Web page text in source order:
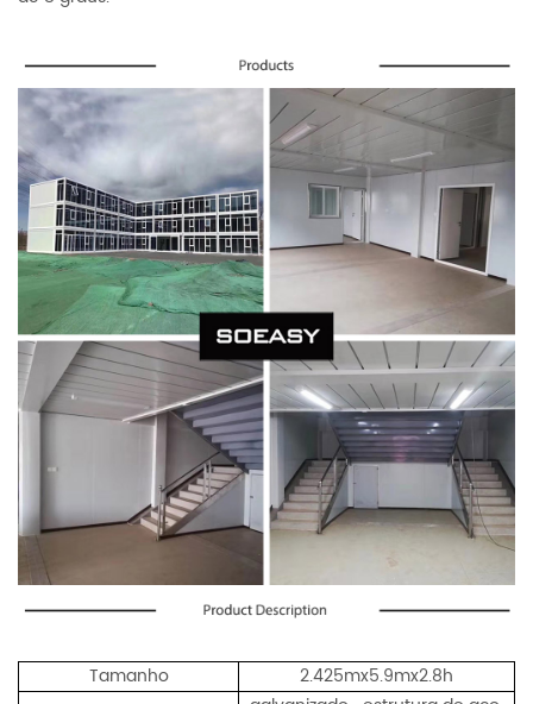
Tamanho
2.425mx5.9mx2.8h